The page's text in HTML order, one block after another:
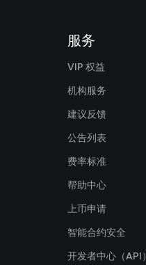
服务
VIP 权益
机构服务
建议反馈
公告列表
费率标准
帮助中心
上币申请
智能合约安全
开发者中心（API）